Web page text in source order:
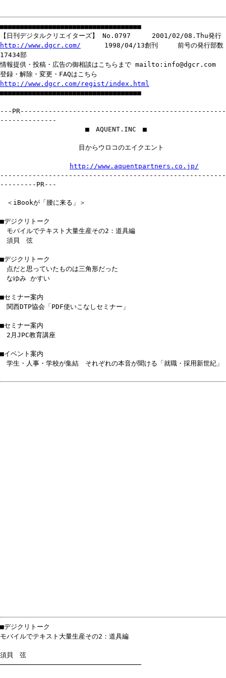
■■■■■■■■■■■■■■■■■■■■■■■■■■■■■■■■■■■
【日刊デジタルクリエイターズ】 No.0797 2001/02/08.Thu発行
http://www.dgcr.com/ 1998/04/13創刊 前号の発行部数
17434部
情報提供・投稿・広告の御相談はこちらまで mailto:info@dgcr.com
登録・解除・変更・FAQはこちら
http://www.dgcr.com/regist/index.html
■■■■■■■■■■■■■■■■■■■■■■■■■■■■■■■■■■■
---PR---------------------------------------------------
--------------
■ AQUENT.INC ■
目からウロコのエイクエント
http://www.aquentpartners.co.jp/
--------------------------------------------------------
---------PR---
＜iBookが「腰に来る」＞
■デジクリトーク
モバイルでテキスト大量生産その2：道具編
須貝 弦
■デジクリトーク
点だと思っていたものは三角形だった
なゆみ かすい
■セミナー案内
関西DTP協会「PDF使いこなしセミナー」
■セミナー案内
2月JPC教育講座
■イベント案内
学生・人事・学校が集結 それぞれの本音が聞ける「就職・採用新世紀」
■デジクリトーク
モバイルでテキスト大量生産その2：道具編
須貝 弦
───────────────────────────────────